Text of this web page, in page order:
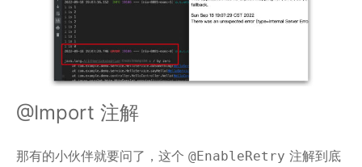
@Import 注解
那有的小伙伴就要问了，这个 @EnableRetry 注解到底